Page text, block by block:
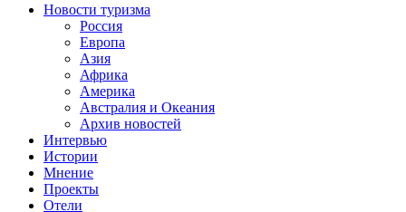
Новости туризма
Россия
Европа
Азия
Африка
Америка
Австралия и Океания
Архив новостей
Интервью
Истории
Мнение
Проекты
Отели